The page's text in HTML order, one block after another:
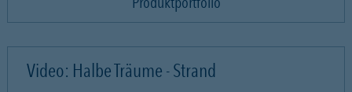
Video: Halbe Träume - Strand